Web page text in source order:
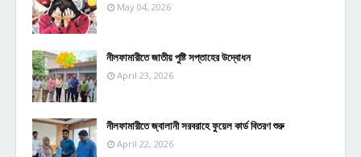
May 04, 2026
নীলফামারীতে জাতীয় পুষ্টি সপ্তাহের উদ্বোধন
April 23, 2026
নীলফামারীতে জ্বালানী সরবরাহে ফুয়েল কার্ড বিতরণ শুরু
April 22, 2026